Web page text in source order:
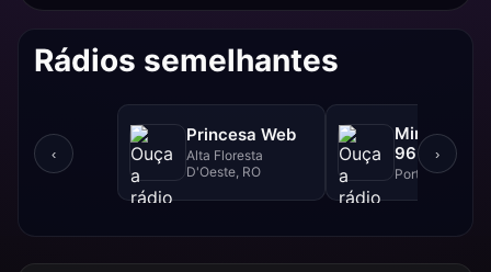
Rádios semelhantes
‹
Princesa Web
Alta Floresta
D'Oeste, RO
Mineira FM
96.9 FM
Porto Velho, RO
›